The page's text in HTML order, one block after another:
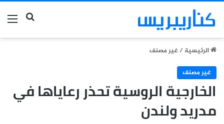
بحث
الرئيسية/غير مصنف
غير مصنف
الخارجية الروسية تحذر رعاياها في
مدريد ولندن